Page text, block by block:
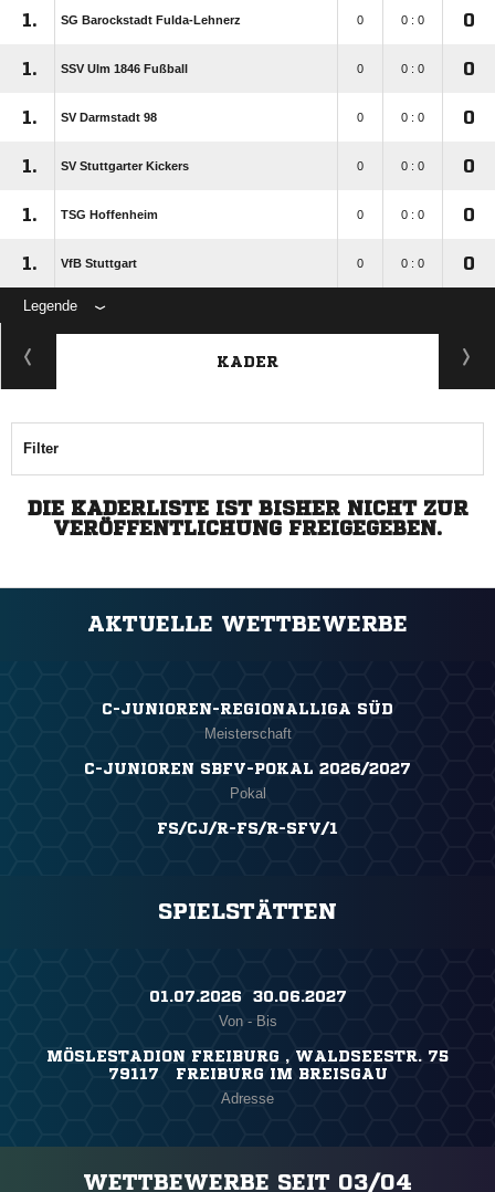
1. SG Barockstadt Fulda-Lehnerz 0 0 : 0 0
1. SSV Ulm 1846 Fußball 0 0 : 0 0
1. SV Darmstadt 98 0 0 : 0 0
1. SV Stuttgarter Kickers 0 0 : 0 0
1. TSG Hoffenheim 0 0 : 0 0
1. VfB Stuttgart 0 0 : 0 0
Legende
KADER
Filter
DIE KADERLISTE IST BISHER NICHT ZUR
VERÖFFENTLICHUNG FREIGEGEBEN.
AKTUELLE WETTBEWERBE
C-JUNIOREN-REGIONALLIGA SÜD
Meisterschaft
C-JUNIOREN SBFV-POKAL 2026/2027
Pokal
FS/CJ/R-FS/R-SFV/1
SPIELSTÄTTEN
01.07.2026 ​ 30.06.2027
Von - Bis
MÖSLESTADION FREIBURG , WALDSEESTR. 75
79117 FREIBURG IM BREISGAU
Adresse
WETTBEWERBE SEIT 03/04